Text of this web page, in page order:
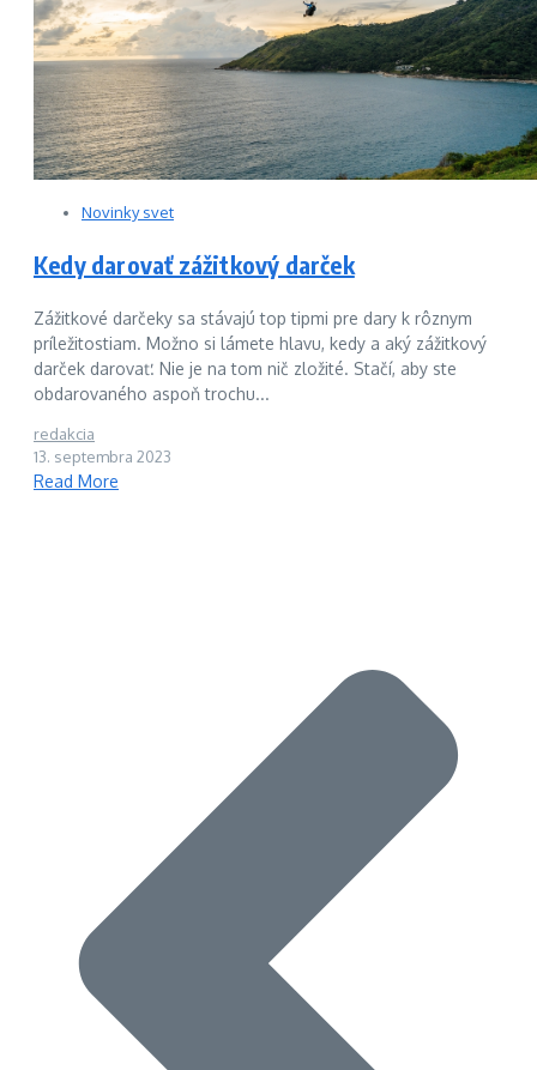
Novinky svet
Kedy darovať zážitkový darček
Zážitkové darčeky sa stávajú top tipmi pre dary k rôznym
príležitostiam. Možno si lámete hlavu, kedy a aký zážitkový
darček darovať. Nie je na tom nič zložité. Stačí, aby ste
obdarovaného aspoň trochu...
redakcia
13. septembra 2023
Read More